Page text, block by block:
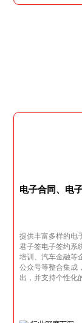
电子合同、电
提供丰富多样的电
君子签电子签约系
培训、汽车金融等
公众号等整合集成
出，并支持个性化